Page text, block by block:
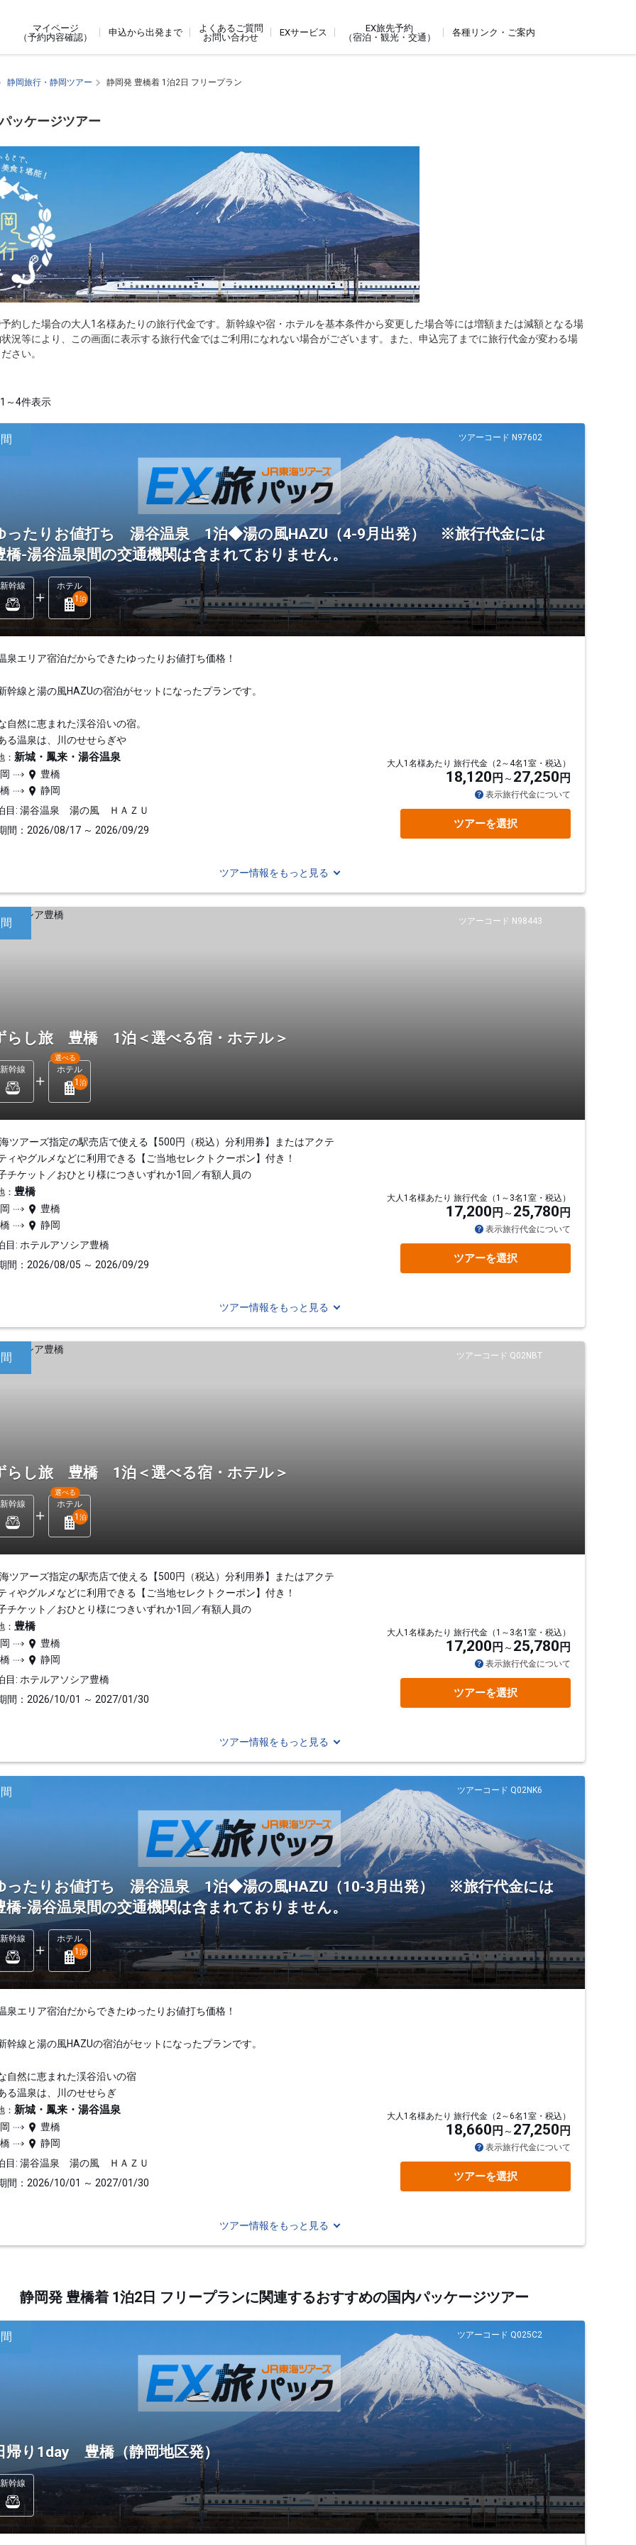
マイページ
（予約内容確認）
申込から出発まで
よくあるご質問
お問い合わせ
EXサービス
EX旅先予約
（宿泊・観光・交通）
各種リンク・ご案内
静岡旅行・静岡ツアー 静岡発 豊橋着 1泊2日 フリープラン
ッケージツアー
約した場合の大人1名様あたりの旅行代金です。新幹線や宿・ホテルを基本条件から変更した場合等には増額または減額となる場
況等により、この画面に表示する旅行代金ではご利用になれない場合がございます。また、申込完了までに旅行代金が変わる場
さい。
1～4件表示
ツアーコード N97602
ったりお値打ち 湯谷温泉 1泊◆湯の風HAZU（4-9月出発） ※旅行代金には
橋-湯谷温泉間の交通機関は含まれておりません。
新幹線
ホテル
1 泊
泉エリア宿泊だからできたゆったりお値打ち価格！
幹線と湯の風HAZUの宿泊がセットになったプランです。
自然に恵まれた渓谷沿いの宿。
る温泉は、川のせせらぎや
： 新城・鳳来・湯谷温泉
豊橋
静岡
目: 湯谷温泉 湯の風 ＨＡＺＵ
間：2026/08/17 ～ 2026/09/29
大人1名様あたり 旅行代金（2～4名1室・税込）
18,120 円 27,250 円
表示旅行代金について
ツアーを選択
ツアー情報をもっと見る
ツアーコード N98443
らし旅 豊橋 1泊＜選べる宿・ホテル＞
新幹線 ホテル
選べる
1 泊
ツアーズ指定の駅売店で使える【500円（税込）分利用券】またはアクテ
ィやグルメなどに利用できる【ご当地セレクトクーポン】付き！
チケット／おひとり様につきいずれか1回／有額人員の
： 豊橋
豊橋
静岡
目: ホテルアソシア豊橋
間：2026/08/05 ～ 2026/09/29
大人1名様あたり 旅行代金（1～3名1室・税込）
17,200 円 25,780 円
表示旅行代金について
ツアーを選択
ツアー情報をもっと見る
ツアーコード Q02NBT
らし旅 豊橋 1泊＜選べる宿・ホテル＞
新幹線 ホテル
選べる
1 泊
ツアーズ指定の駅売店で使える【500円（税込）分利用券】またはアクテ
ィやグルメなどに利用できる【ご当地セレクトクーポン】付き！
チケット／おひとり様につきいずれか1回／有額人員の
： 豊橋
豊橋
静岡
目: ホテルアソシア豊橋
間：2026/10/01 ～ 2027/01/30
大人1名様あたり 旅行代金（1～3名1室・税込）
17,200 円 25,780 円
表示旅行代金について
ツアーを選択
ツアー情報をもっと見る
ツアーコード Q02NK6
ったりお値打ち 湯谷温泉 1泊◆湯の風HAZU（10-3月出発） ※旅行代金には
橋-湯谷温泉間の交通機関は含まれておりません。
新幹線
ホテル
1 泊
泉エリア宿泊だからできたゆったりお値打ち価格！
幹線と湯の風HAZUの宿泊がセットになったプランです。
自然に恵まれた渓谷沿いの宿
る温泉は、川のせせらぎ
： 新城・鳳来・湯谷温泉
豊橋
静岡
目: 湯谷温泉 湯の風 ＨＡＺＵ
間：2026/10/01 ～ 2027/01/30
大人1名様あたり 旅行代金（2～6名1室・税込）
18,660 円 27,250 円
表示旅行代金について
ツアーを選択
ツアー情報をもっと見る
静岡発 豊橋着 1泊2日 フリープランに関連するおすすめの国内パッケージツアー
ツアーコード Q025C2
帰り1day 豊橋（静岡地区発）
新幹線